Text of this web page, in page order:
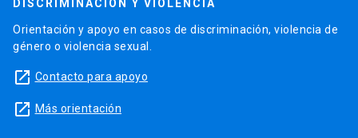
DISCRIMINACIÓN Y VIOLENCIA
Orientación y apoyo en casos de discriminación, violencia de
género o violencia sexual.
launch Contacto para apoyo
launch Más orientación